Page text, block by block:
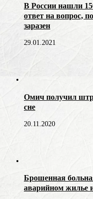
В России нашли
ответ на вопрос,
заразен
29.01.2021
Омич получил
сне
20.11.2020
Брошенная
аварийном жилье